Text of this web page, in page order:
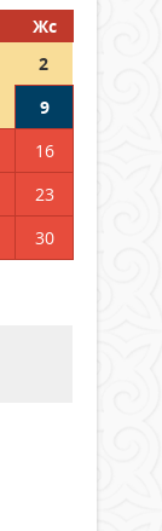
Жс
2
9
16
23
30